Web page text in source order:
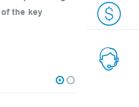
the key